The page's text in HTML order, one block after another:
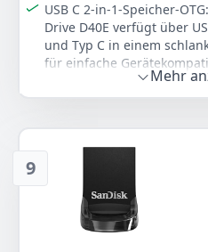
USB C 2-in-1-Speicher-
Drive D40E verfügt über
und Typ C in einem
für einfache
Basierend auf internen
Byte
Langlebig und kompakt:
Speicherstick verfügt
Temperaturen von 0 ° bis
stand und ist mit 26 g und
Mehr
9